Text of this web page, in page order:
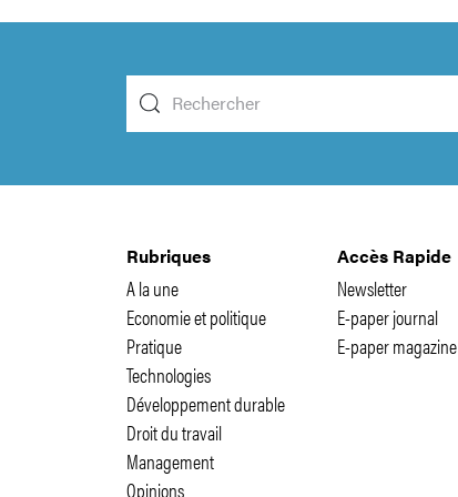
Rubriques
A la une
Economie et politique
Pratique
Technologies
Développement durable
Droit du travail
Management
Opinions
Accès Rapide
Newsletter
E-paper journal
E-paper magazine